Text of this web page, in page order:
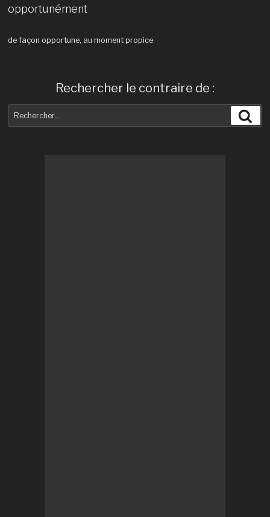
opportunément
de façon opportune, au moment propice
Rechercher le contraire de :
pour